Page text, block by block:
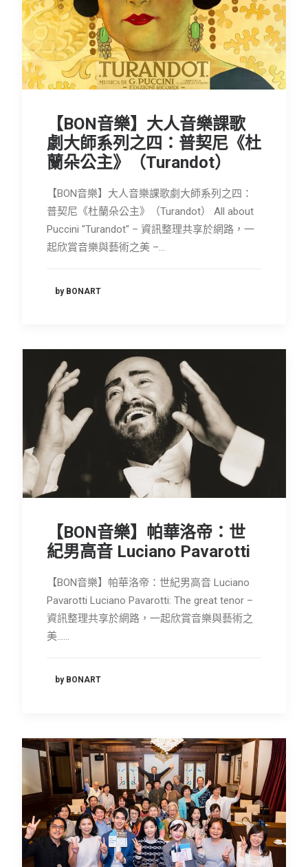
【BON音樂】大人音樂課歌
劇大師系列之四：普契尼《杜
蘭朵公主》（Turandot）
【BON音樂】大人音樂課歌劇大師系列之四：
普契尼《杜蘭朵公主》（Turandot） All about
Puccini "Turandot" – 資訊整理共享於網路，一
起欣賞音樂與藝術之美 –…
by BONART
【BON音樂】帕華洛帝：世
紀男高音 Luciano Pavarotti
【BON音樂】帕華洛帝：世紀男高音 Luciano
Pavarotti Luciano Pavarotti: The great tenor –
資訊整理共享於網路，一起欣賞音樂與藝術之
美……
by BONART